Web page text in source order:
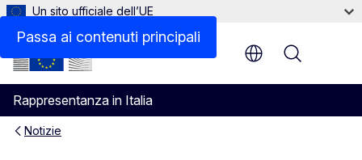
Passa ai contenuti principali
Un sito ufficiale dell’UE
Rappresentanza in Italia
Menu
Notizie